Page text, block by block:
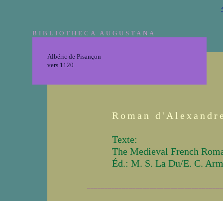
BIBLIOTHECA AUGUSTANA
Albéric de Pisançon
vers 1120
Roman
Texte:
The Medieval French
Éd.: M. S. La Du/E. C.